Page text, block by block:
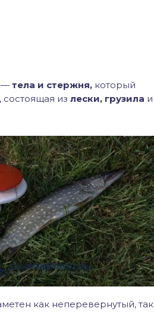
— тела и стержня, который
состоящая из лески, грузила и
как неперевернутый, так